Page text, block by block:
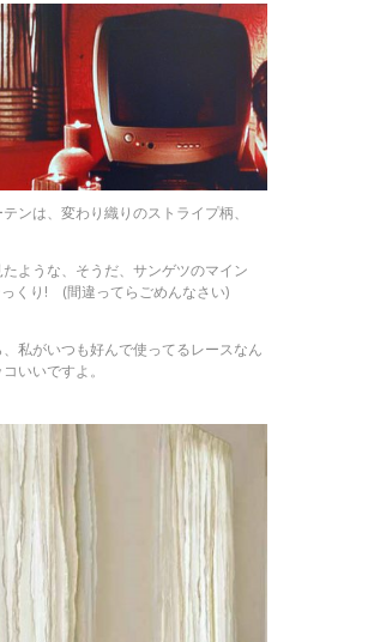
ンは、変わり織りのストライプ柄、
たような、そうだ、サンゲツのマイン
っくり! (間違ってらごめんなさい)
私がいつも好んで使ってるレースなん
いいですよ。